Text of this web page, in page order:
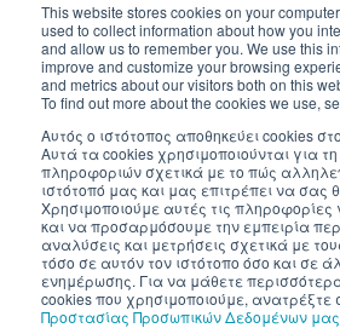
This website stores cookies on your
used to collect information about how you
and allow us to remember you. We use this
improve and customize your browsing
and metrics about our visitors both on this
To find out more about the cookies we use,
Αυτός ο ιστότοπος αποθηκεύει cookies
Αυτά τα cookies χρησιμοποιούνται για
πληροφοριών σχετικά με το πώς
ιστότοπό μας και μας επιτρέπει να σας
Χρησιμοποιούμε αυτές τις πληροφορίες
και να προσαρμόσουμε την εμπειρία
αναλύσεις και μετρήσεις σχετικά με
τόσο σε αυτόν τον ιστότοπο όσο και σε
ενημέρωσης. Για να μάθετε
cookies που χρησιμοποιούμε, ανατρέξτε
Προστασίας Προσωπικών Δεδομένων μας
Inventics A.E. | All rights reserved